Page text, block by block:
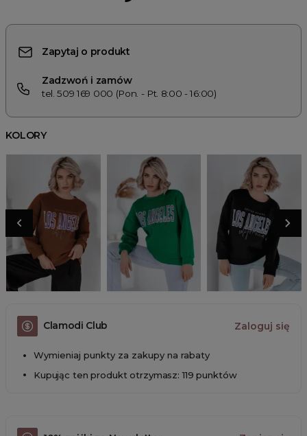
Zapytaj o produkt
Zadzwoń i zamów
tel. 509 169 000 (Pon. - Pt. 8:00 - 16:00)
KOLORY
Clamodi Club Zaloguj się
Wymieniaj punkty za zakupy na rabaty
Kupując ten produkt otrzymasz: 119 punktów